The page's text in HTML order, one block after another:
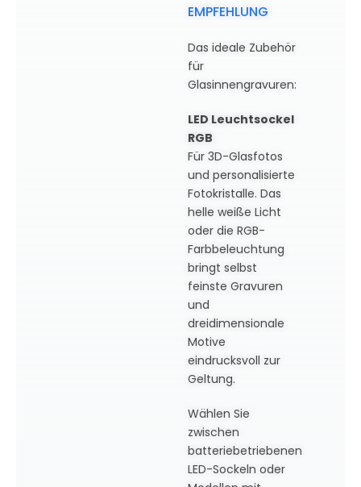
EMPFEHLUNG
Das ideale Zubehör
für
Glasinnengravuren:
LED Leuchtsockel
RGB
Für 3D-Glasfotos
und personalisierte
Fotokristalle. Das
helle weiße Licht
oder die RGB-
Farbbeleuchtung
bringt selbst
feinste Gravuren
und
dreidimensionale
Motive
eindrucksvoll zur
Geltung.
Wählen Sie
zwischen
batteriebetriebenen
LED-Sockeln oder